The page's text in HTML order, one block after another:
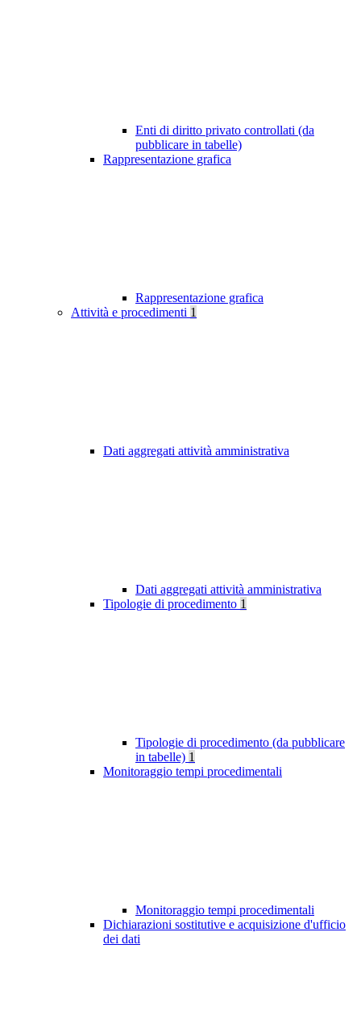
Enti di diritto privato controllati (da
pubblicare in tabelle)
Rappresentazione grafica
Rappresentazione grafica
Attività e procedimenti 1
Dati aggregati attività amministrativa
Dati aggregati attività amministrativa
Tipologie di procedimento 1
Tipologie di procedimento (da pubblicare
in tabelle) 1
Monitoraggio tempi procedimentali
Monitoraggio tempi procedimentali
Dichiarazioni sostitutive e acquisizione d'ufficio
dei dati